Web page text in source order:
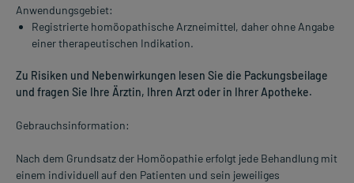
Anwendungsgebiet:
Registrierte homöopathische Arzneimittel, daher ohne Angabe
einer therapeutischen Indikation.
Zu Risiken und Nebenwirkungen lesen Sie die Packungsbeilage
und fragen Sie Ihre Ärztin, Ihren Arzt oder in Ihrer Apotheke.
Gebrauchsinformation:
Nach dem Grundsatz der Homöopathie erfolgt jede Behandlung mit
einem individuell auf den Patienten und sein jeweiliges